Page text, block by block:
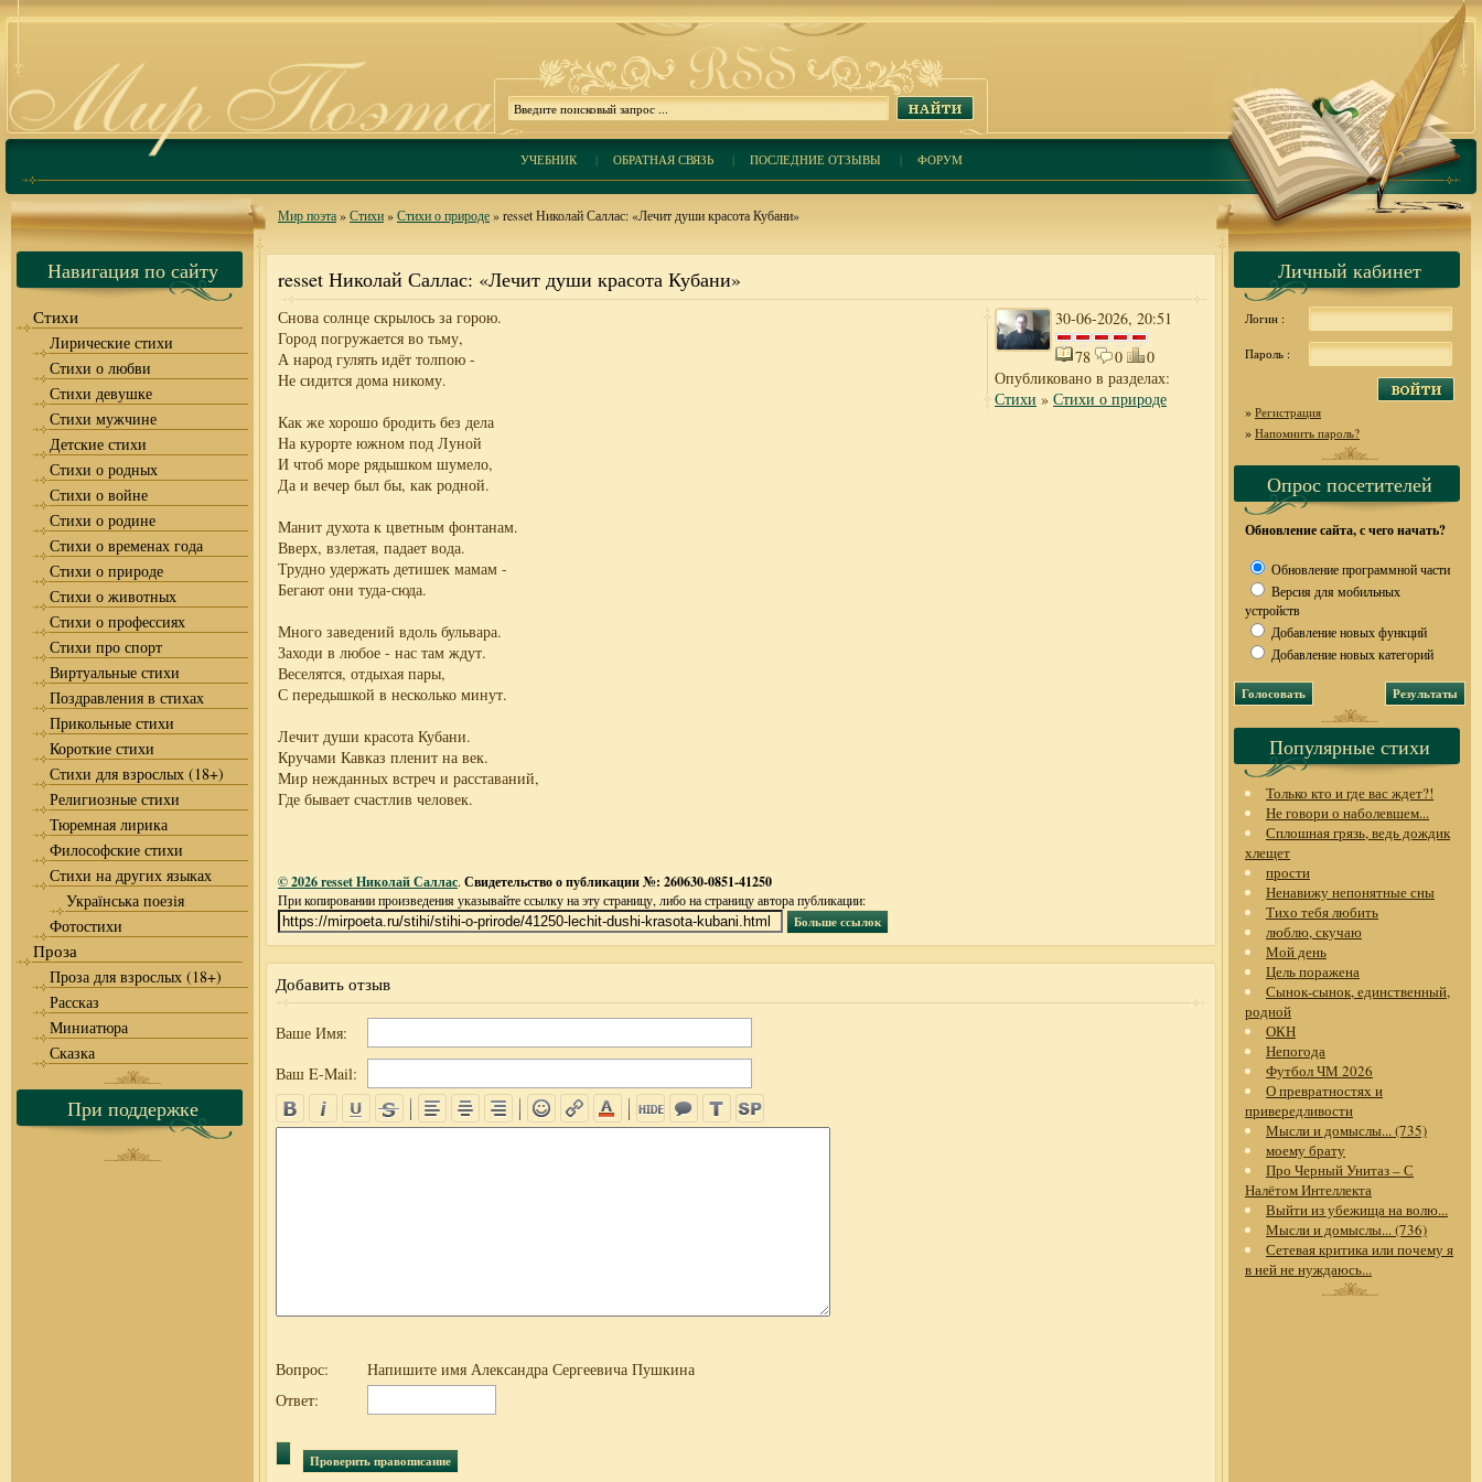
УЧЕБНИК| ОБРАТНАЯ СВЯЗЬ| ПОСЛЕДНИЕ ОТЗЫВЫ | ФОРУМ
Навигация по сайту
Стихи
Лирические стихи
Стихи о любви
Стихи девушке
Стихи мужчине
Детские стихи
Стихи о родных
Стихи о войне
Стихи о родине
Стихи о временах года
Стихи о природе
Стихи о животных
Стихи о профессиях
Стихи про спорт
Виртуальные стихи
Поздравления в стихах
Прикольные стихи
Короткие стихи
Стихи для взрослых (18+)
Религиозные стихи
Тюремная лирика
Философские стихи
Стихи на других языках
Українська поезія
Фотостихи
Проза
Проза для взрослых (18+)
Рассказ
Миниатюра
Сказка
При поддержке
Мир поэта»Стихи»Стихи о природе» resset Николай Саллас: «Лечит души красота Кубани»
resset Николай Саллас: «Лечит души красота Кубани»
30-06-2026, 20:51
78
0
0
Опубликовано в разделах:
Стихи » Стихи о природе
Снова солнце скрылось за горою.
Город погружается во тьму,
А народ гулять идёт толпою -
Не сидится дома никому.
Как же хорошо бродить без дела
На курорте южном под Луной
И чтоб море рядышком шумело,
Да и вечер был бы, как родной.
Манит духота к цветным фонтанам.
Вверх, взлетая, падает вода.
Трудно удержать детишек мамам -
Бегают они туда-сюда.
Много заведений вдоль бульвара.
Заходи в любое - нас там ждут.
Веселятся, отдыхая пары,
С передышкой в несколько минут.
Лечит души красота Кубани.
Кручами Кавказ пленит на век.
Мир нежданных встреч и расставаний,
Где бывает счастлив человек.
© 2026 resset Николай Саллас. Свидетельство о публикации №: 260630-0851-41250
При копировании произведения указывайте ссылку на эту страницу, либо на страницу автора публикации:
Добавить отзыв
Ваше Имя:
Ваш E-Mail:
Вопрос:
Напишите имя Александра Сергеевича Пушкина
Ответ:
Личный кабинет
Логин :
Пароль :
» Регистрация
» Напомнить пароль?
Опрос посетителей
Обновление сайта, с чего начать?
Обновление программной части
Версия для мобильных
устройств
Добавление новых функций
Добавление новых категорий
Популярные стихи
Только кто и где вас ждет?!
Не говори о наболевшем...
Сплошная грязь, ведь дождик
хлещет
прости
Ненавижу непонятные сны
Тихо тебя любить
люблю, скучаю
Мой день
Цель поражена
Сынок-сынок, единственный,
родной
ОКН
Непогода
Футбол ЧМ 2026
О превратностях и
привередливости
Мысли и домыслы... (735)
моему брату
Про Черный Унитаз – С
Налётом Интеллекта
Выйти из убежища на волю...
Мысли и домыслы... (736)
Сетевая критика или почему я
в ней не нуждаюсь...